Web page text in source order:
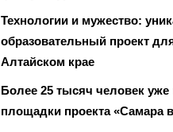
Технологии и мужество:
образовательный проект
Алтайском крае
Более 25 тысяч человек уже
площадки проекта «Самара